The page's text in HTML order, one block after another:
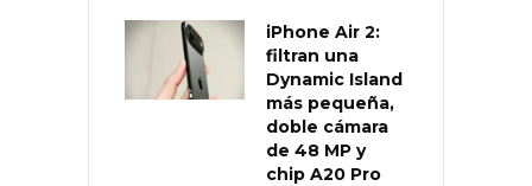
iPhone Air 2:
filtran una
Dynamic Island
más pequeña,
doble cámara
de 48 MP y
chip A20 Pro